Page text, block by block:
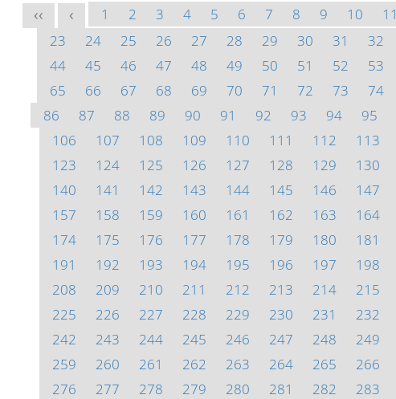
<< < 1 2 3 4 5 6 7 8 9 10 11
23
24 25 26 27 28 29 30 31 32
44
45 46 47 48 49 50 51 52 53
65
66 67 68 69 70 71 72 73 74
86
87 88 89 90 91 92 93 94 95
106
107 108 109 110 111 112 113
123
124 125 126 127 128 129 130
140
141 142 143 144 145 146 147
157
158 159 160 161 162 163 164
174
175 176 177 178 179 180 181
191
192 193 194 195 196 197 198
208
209 210 211 212 213 214 215
225
226 227 228 229 230 231 232
242
243 244 245 246 247 248 249
259
260 261 262 263 264 265 266
276
277 278 279 280 281 282 283